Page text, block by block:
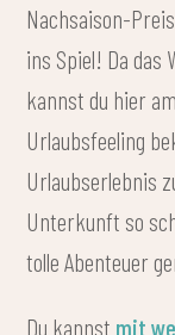
Nachsaison-
ins Spiel! Da
kannst du hier
Urlaubsfeeling
Urlaubserlebnis
Unterkunft so
tolle Abenteuer
Du kannst mit